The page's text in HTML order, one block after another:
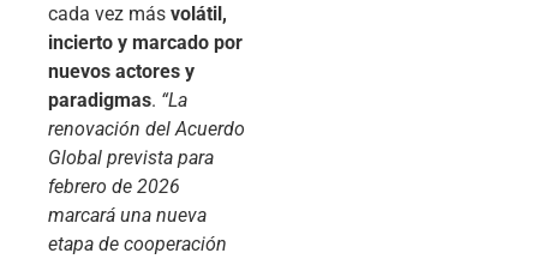
cada vez más volátil,
incierto y marcado por
nuevos actores y
paradigmas. “La
renovación del Acuerdo
Global prevista para
febrero de 2026
marcará una nueva
etapa de cooperación